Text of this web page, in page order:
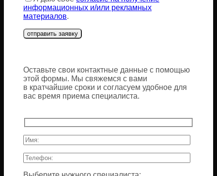
информационных и/или рекламных
материалов.
Оставьте свои контактные данные с помощью
этой формы. Мы свяжемся с вами
в кратчайшие сроки и согласуем удобное для
вас время приема специалиста.